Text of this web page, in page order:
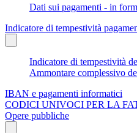
Dati sui pagamenti - in
Indicatore di tempestività
Indicatore di tempestività
Ammontare complessivo
IBAN e pagamenti informatici
CODICI UNIVOCI PER LA
Opere pubbliche